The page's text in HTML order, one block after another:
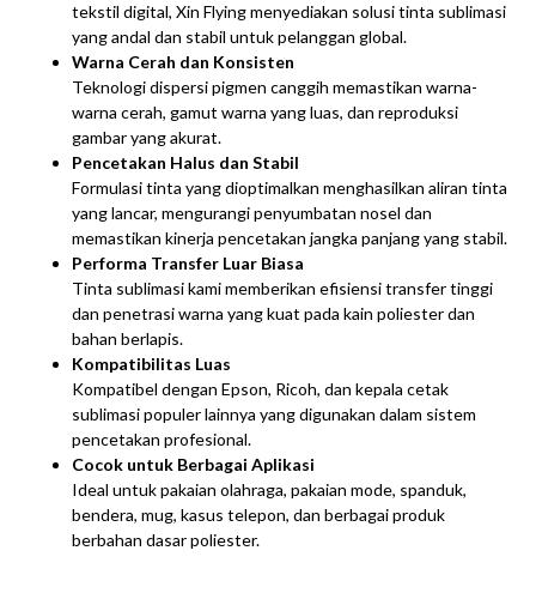
tekstil digital, Xin Flying menyediakan solusi tinta sublimasi
yang andal dan stabil untuk pelanggan global.
Warna Cerah dan Konsisten
Teknologi dispersi pigmen canggih memastikan warna-
warna cerah, gamut warna yang luas, dan reproduksi
gambar yang akurat.
Pencetakan Halus dan Stabil
Formulasi tinta yang dioptimalkan menghasilkan aliran tinta
yang lancar, mengurangi penyumbatan nosel dan
memastikan kinerja pencetakan jangka panjang yang stabil.
Performa Transfer Luar Biasa
Tinta sublimasi kami memberikan efisiensi transfer tinggi
dan penetrasi warna yang kuat pada kain poliester dan
bahan berlapis.
Kompatibilitas Luas
Kompatibel dengan Epson, Ricoh, dan kepala cetak
sublimasi populer lainnya yang digunakan dalam sistem
pencetakan profesional.
Cocok untuk Berbagai Aplikasi
Ideal untuk pakaian olahraga, pakaian mode, spanduk,
bendera, mug, kasus telepon, dan berbagai produk
berbahan dasar poliester.